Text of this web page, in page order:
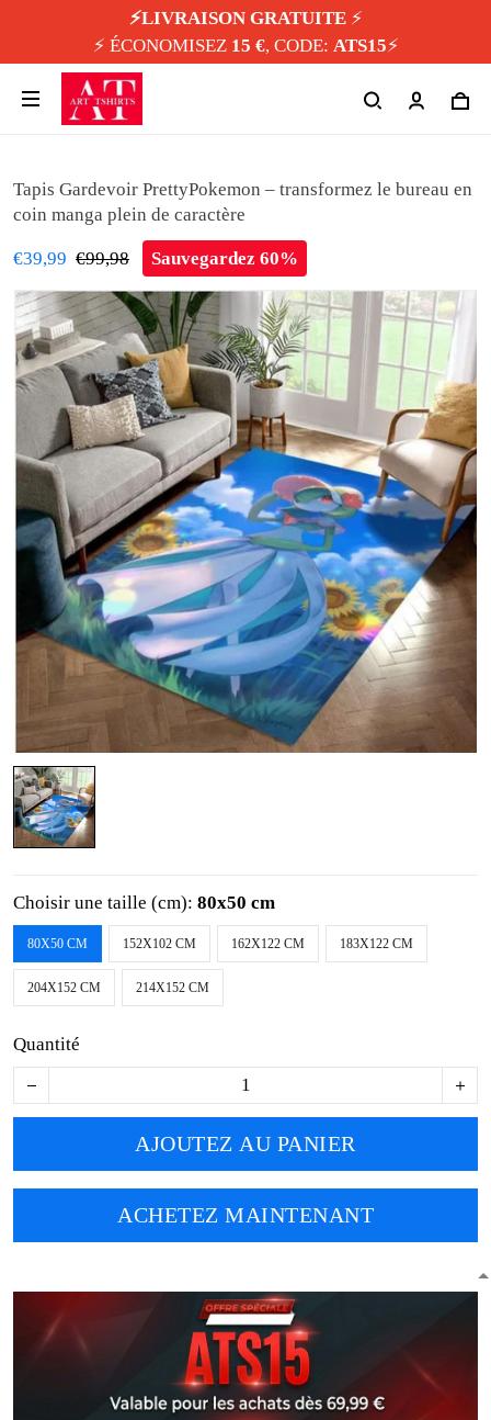
⚡️LIVRAISON GRATUITE⚡️
⚡️ ÉCONOMISEZ 15 €, CODE: ATS15⚡️
Tapis Gardevoir PrettyPokemon – transformez le bureau en
coin manga plein de caractère
€39,99 €99,98 Sauvegardez 60%
Choisir une taille (cm): 80x50 cm
80X50 CM 152X102 CM 162X122 CM 183X122 CM
204X152 CM 214X152 CM
Quantité
AJOUTEZ AU PANIER
ACHETEZ MAINTENANT